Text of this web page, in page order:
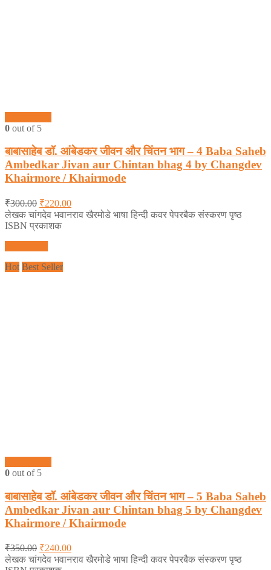
0 out of 5
बाबासाहेब डॉ. आंबेडकर जीवन और चिंतन भाग – 4 Baba Saheb
Ambedkar Jivan aur Chintan bhag 4 by Changdev
Khairmore / Khairmode
₹300.00 ₹220.00
लेखक चांगदेव भवानराव खैरमोडे भाषा हिन्दी कवर पेपरबैक संस्करण पृष्ठ
ISBN प्रकाशक
Hot Best Seller
0 out of 5
बाबासाहेब डॉ. आंबेडकर जीवन और चिंतन भाग – 5 Baba Saheb
Ambedkar Jivan aur Chintan bhag 5 by Changdev
Khairmore / Khairmode
₹350.00 ₹240.00
लेखक चांगदेव भवानराव खैरमोडे भाषा हिन्दी कवर पेपरबैक संस्करण पृष्ठ